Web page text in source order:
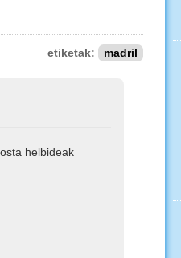
etiketak: madril
helbideak